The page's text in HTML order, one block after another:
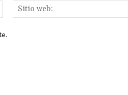
Correo
electrónico:*